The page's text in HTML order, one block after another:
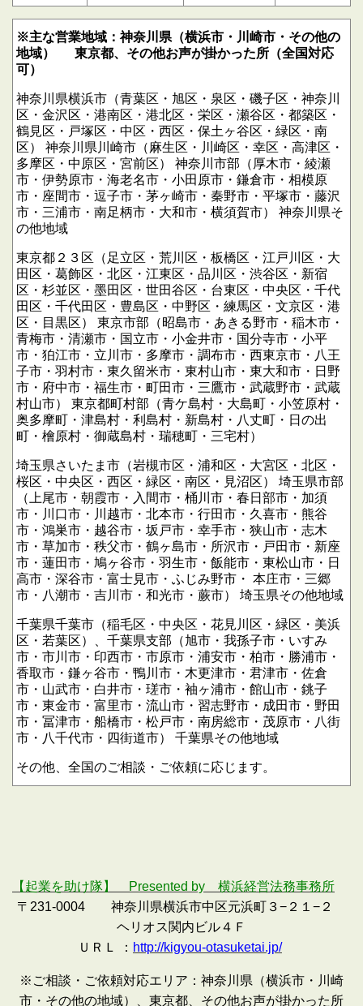
※主な営業地域：神奈川県（横浜市・川崎市・その他の
地域）
東京都、その他お声が掛かった所（全国対応
可）
神奈川県横浜市（青葉区・旭区・泉区・磯子区・神奈川
区・金沢区・港南区・港北区・栄区・瀬谷区・都築区・
鶴見区・戸塚区・中区・西区・保土ヶ谷区・緑区・南
区）
神奈川県川崎市（麻生区・川崎区・幸区・高津区・
多摩区・中原区・宮前区）
神奈川市部（厚木市・綾瀬
市・伊勢原市・海老名市・小田原市・鎌倉市・相模原
市・座間市・逗子市・茅ヶ崎市・秦野市・平塚市・藤沢
市・三浦市・南足柄市・大和市・横須賀市）
神奈川県そ
の他地域
東京都２３区（足立区・荒川区・板橋区・江戸川区・大
田区・葛飾区・北区・江東区・品川区・渋谷区・新宿
区・杉並区・墨田区・世田谷区・台東区・中央区・千代
田区・千代田区・豊島区・中野区・練馬区・文京区・港
区・目黒区）
東京市部（昭島市・あきる野市・稲木市・
青梅市・清瀬市・国立市・小金井市・国分寺市・小平
市・狛江市・立川市・多摩市・調布市・西東京市・八王
子市・羽村市・東久留米市・東村山市・東大和市・日野
市・府中市・福生市・町田市・三鷹市・武蔵野市・武蔵
村山市）
東京都町村部（青ケ島村・大島町・小笠原村・
奥多摩町・津島村・利島村・新島村・八丈町・日の出
町・檜原村・御蔵島村・瑞穂町・三宅村）
埼玉県さいたま市（岩槻市区・浦和区・大宮区・北区・
桜区・中央区・西区・緑区・南区・見沼区）
埼玉県市部
（上尾市・朝霞市・入間市・桶川市・春日部市・加須
市・川口市・川越市・北本市・行田市・久喜市・熊谷
市・鴻巣市・越谷市・坂戸市・幸手市・狭山市・志木
市・草加市・秩父市・鶴ヶ島市・所沢市・戸田市・新座
市・蓮田市・鳩ヶ谷市・羽生市・飯能市・東松山市・日
高市・深谷市・富士見市・ふじみ野市・ 本庄市・三郷
市・八潮市・吉川市・和光市・蕨市）
埼玉県その他地域
千葉県千葉市（稲毛区・中央区・花見川区・緑区・美浜
区・若葉区）、千葉県支部（旭市・我孫子市・いすみ
市・市川市・印西市・市原市・浦安市・柏市・勝浦市・
香取市・鎌ヶ谷市・鴨川市・木更津市・君津市・佐倉
市・山武市・白井市・瑳市・袖ヶ浦市・館山市・銚子
市・東金市・富里市・流山市・習志野市・成田市・野田
市・冨津市・船橋市・松戸市・南房総市・茂原市・八街
市・八千代市・四街道市）
千葉県その他地域
その他、全国のご相談・ご依頼に応じます。
【起業を助け隊】 Presented by 横浜経営法務事務所
〒231-0004 神奈川県横浜市中区元浜町３−２１−２
ヘリオス関内ビル４Ｆ
ＵＲＬ ： http://kigyou-otasuketai.jp/
※ご相談・ご依頼対応エリア：神奈川県（横浜市・川崎
市・その他の地域）、東京都、その他お声が掛かった所